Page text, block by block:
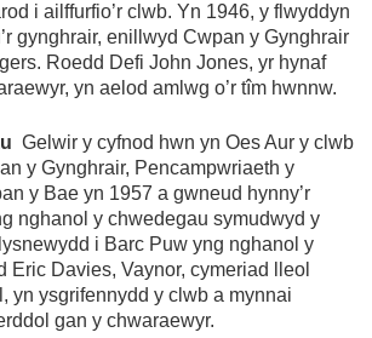
i ailffurfio’r clwb. Yn 1946, y flwyddyn
gynghrair, enillwyd Cwpan y Gynghrair
Roedd Defi John Jones, yr hynaf
yn aelod amlwg o’r tîm hwnnw.
Gelwir y cyfnod hwn yn Oes Aur y clwb
y Gynghrair, Pencampwriaeth y
y Bae yn 1957 a gwneud hynny’r
nghanol y chwedegau symudwyd y
i Barc Puw yng nghanol y
Eric Davies, Vaynor, cymeriad lleol
yn ysgrifennydd y clwb a mynnai
gan y chwaraewyr.